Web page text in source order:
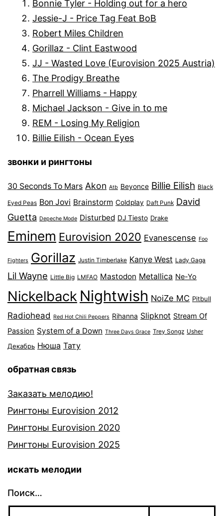
Bonnie Tyler - Holding out for a hero
Jessie-J - Price Tag Feat BoB
Robert Miles Children
Gorillaz - Clint Eastwood
JJ - Wasted Love (Eurovision 2025 Austria)
The Prodigy Breathe
Pharrell Williams - Happy
Michael Jackson - Give in to me
REM - Losing My Religion
Billie Eilish - Ocean Eyes
звонки и рингтоны
30 Seconds To Mars Akon Atb Beyonce Billie Eilish Black
Eyed Peas Bon Jovi Brainstorm Coldplay Daft Punk David
Guetta Depeche Mode Disturbed DJ Tiesto Drake
Eminem Eurovision 2020 Evanescense Foo
Fighters Gorillaz Justin Timberlake Kanye West Lady Gaga
Lil Wayne Little Big LMFAO Mastodon Metallica Ne-Yo
Nickelback Nightwish NoiZe MC Pitbull
Radiohead Red Hot Chili Peppers Rihanna Slipknot Stream Of
Passion System of a Down Three Days Grace Trey Songz Usher
Декабрь Нюша Тату
обратная связь
Заказать мелодию!
Рингтоны Eurovision 2012
Рингтоны Eurovision 2020
Рингтоны Eurovision 2025
искать мелодии
Поиск…